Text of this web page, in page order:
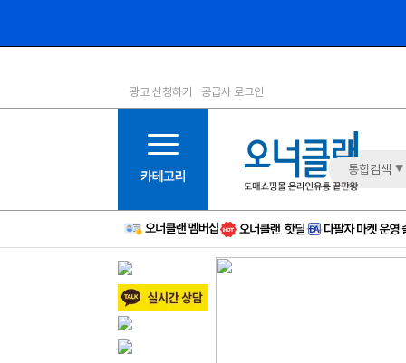
1등급
6등급
11등급
12등급
15등급
16등급
17등급
신규
주의
BAD
광고 신청하기 공급사 로그인
통합검색